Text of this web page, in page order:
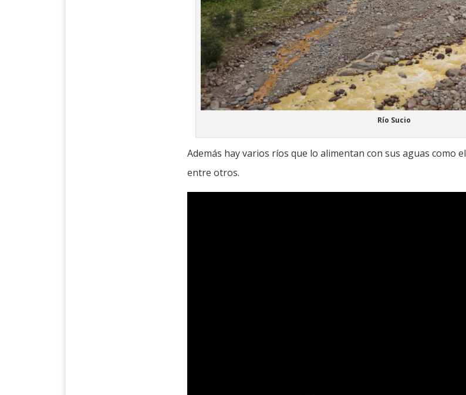
Río Sucio
Además hay varios ríos que lo alimentan con sus aguas como el
entre otros.